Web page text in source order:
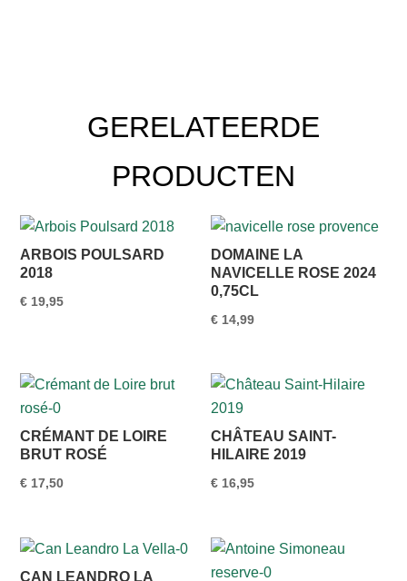
GERELATEERDE
PRODUCTEN
ARBOIS POULSARD
2018
€ 19,95
DOMAINE LA
NAVICELLE ROSE 2024
0,75CL
€ 14,99
CRÉMANT DE LOIRE
BRUT ROSÉ
€ 17,50
CHÂTEAU SAINT-
HILAIRE 2019
€ 16,95
CAN LEANDRO LA